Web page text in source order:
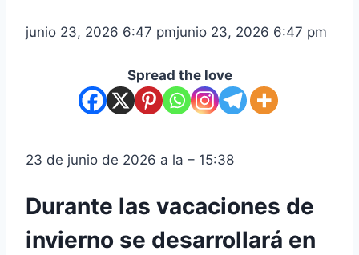
junio 23, 2026 6:47 pmjunio 23, 2026 6:47 pm
Spread the love
23 de junio de 2026 a la – 15:38
Durante las vacaciones de
invierno se desarrollará en